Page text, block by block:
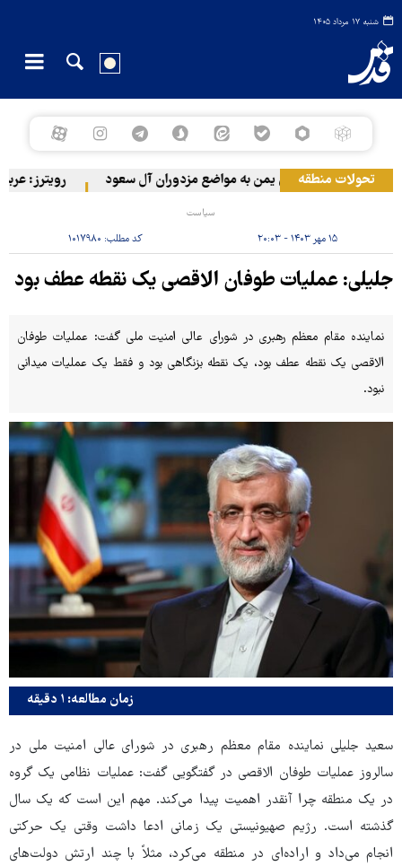
شنبه ۱۷ مرداد ۱۴۰۵
تحولات منطقه
حمله ارتش یمن به مواضع مزدوران آل سعود رویترز: عربستان ۸۶ درصد از موشک‌های پاتریوت خود را استفاده
سیاست
۱۵ مهر ۱۴۰۳ - ۲۰:۰۳ کد مطلب: ۱۰۱۷۹۸۰
جلیلی: عملیات طوفان الاقصی یک نقطه عطف بود
نماینده مقام معظم رهبری در شورای عالی امنیت ملی گفت: عملیات طوفان
الاقصی یک نقطه عطف بود، یک نقطه بزنگاهی بود و فقط یک عملیات میدانی
نبود.
زمان مطالعه: ۱ دقیقه
سعید جلیلی نماینده مقام معظم رهبری در شورای عالی امنیت ملی در
سالروز عملیات طوفان الاقصی در گفتگویی گفت: عملیات نظامی یک گروه
در یک منطقه چرا آنقدر اهمیت پیدا می‌کند. مهم این است که یک سال
گذشته است. رژیم صهیونیستی یک زمانی ادعا داشت وقتی یک حرکتی
انجام می‌داد و اراده‌ای در منطقه می‌کرد، مثلاً با چند ارتش دولت‌های